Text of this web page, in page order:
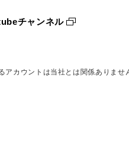
チャンネル
カウントは当社とは関係ありませ